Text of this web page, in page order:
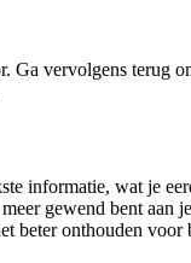
Ga vervolgens
informatie, wat je
gewend bent
beter onthouden